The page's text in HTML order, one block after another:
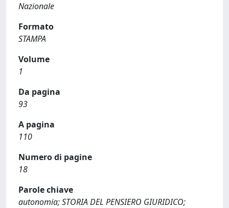
Nazionale
Formato
STAMPA
Volume
1
Da pagina
93
A pagina
110
Numero di pagine
18
Parole chiave
autonomia; STORIA DEL PENSIERO GIURIDICO;